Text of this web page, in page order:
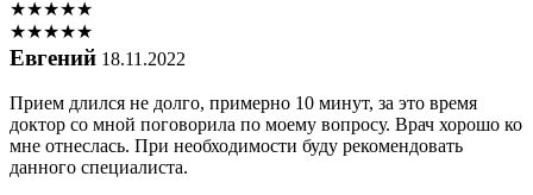
★★★★★
★★★★★
Евгений 18.11.2022
Прием длился не долго, примерно 10 минут, за это время
доктор со мной поговорила по моему вопросу. Врач хорошо ко
мне отнеслась. При необходимости буду рекомендовать
данного специалиста.